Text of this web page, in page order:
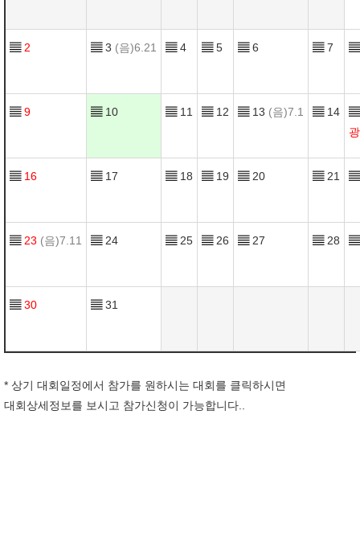
▤ 2 ▤ 3 (음)6.21 ▤ 4 ▤ 5 ▤ 6 ▤ 7 ▤
▤ 9 ▤ 10 ▤ 11 ▤ 12 ▤ 13 (음)7.1 ▤ 14
▤
▤ 16 ▤ 17 ▤ 18 ▤ 19 ▤ 20 ▤ 21 ▤
▤ 23 (음)7.11 ▤ 24 ▤ 25 ▤ 26 ▤ 27 ▤ 28 ▤
▤ 30 ▤ 31
* 상기 대회일정에서 참가를 원하시는 대회를 클릭하시면
대회상세정보를 보시고 참가신청이 가능합니다..